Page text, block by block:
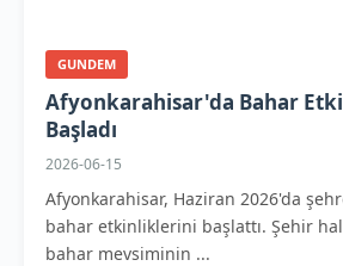
GUNDEM
Afyonkarahisar'da Bahar
Başladı
2026-06-15
Afyonkarahisar, Haziran 2026'da
bahar etkinliklerini başlattı. Şehir
bahar mevsiminin ...